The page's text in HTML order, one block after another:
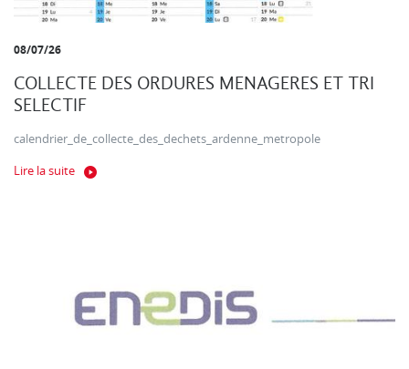
08/07/26
COLLECTE DES ORDURES MENAGERES ET TRI
SELECTIF
calendrier_de_collecte_des_dechets_ardenne_metropole
Lire la suite